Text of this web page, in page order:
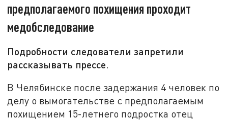
предполагаемого похищения проходит
медобследование
Подробности следователи запретили
рассказывать прессе.
В Челябинске после задержания 4 человек по
делу о вымогательстве с предполагаемым
похищением 15-летнего подростка отец